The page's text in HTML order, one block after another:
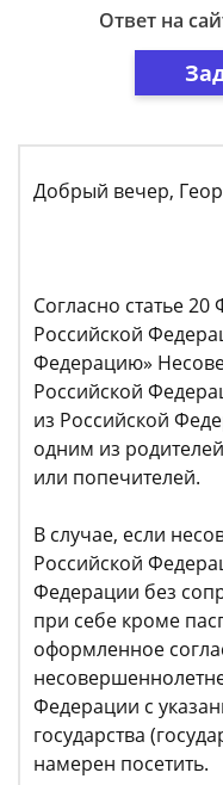
Ответ на
Добрый вечер,
Согласно статье
Российской
Федерацию»
Российской
из Российской
одним из
или попечителей.
В случае, если
Российской
Федерации без
при себе кроме
оформленное
Федерации с
государства
намерен посетить.